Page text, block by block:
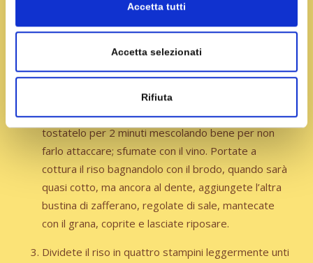
Accetta tutti
Accetta selezionati
Rifiuta
Scaldate l’olio in un tegame, fate soffriggere la
cipolla, aggiungete la salsiccia, una bustina di
zafferano, la polpa di pomodoro, i funghi strizzati e
lasciate cuocere per mezz’ora.
In un’altro tegame sciogliete il burro e fate
imbiondire la seconda cipolla, aggiungete il riso e
tostatelo per 2 minuti mescolando bene per non
farlo attaccare; sfumate con il vino. Portate a
cottura il riso bagnandolo con il brodo, quando sarà
quasi cotto, ma ancora al dente, aggiungete l’altra
bustina di zafferano, regolate di sale, mantecate
con il grana, coprite e lasciate riposare.
Dividete il riso in quattro stampini leggermente unti